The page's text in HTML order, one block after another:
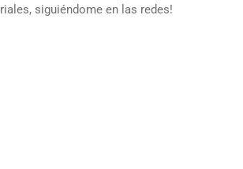
siguiéndome en las redes!